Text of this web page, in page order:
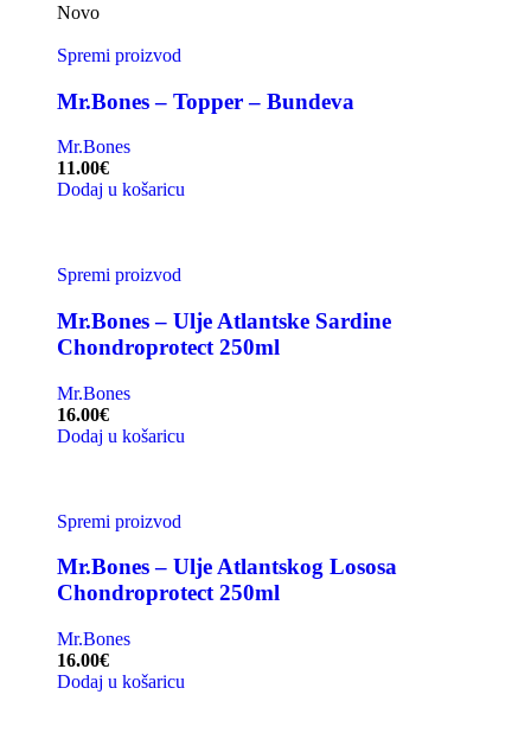
Novo
Spremi proizvod
Mr.Bones – Topper – Bundeva
Mr.Bones
11.00€
Dodaj u košaricu
Spremi proizvod
Mr.Bones – Ulje Atlantske Sardine
Chondroprotect 250ml
Mr.Bones
16.00€
Dodaj u košaricu
Spremi proizvod
Mr.Bones – Ulje Atlantskog Lososa
Chondroprotect 250ml
Mr.Bones
16.00€
Dodaj u košaricu